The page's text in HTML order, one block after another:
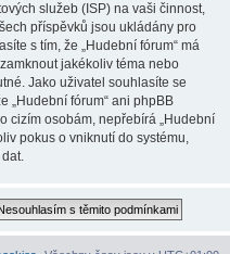
služeb (ISP) na vaši činnost,
příspěvků jsou ukládány pro
s tím, že „Hudební fórum“ má
jakékoliv téma nebo
Jako uživatel souhlasíte se
„Hudební fórum“ ani phpBB
cizím osobám, nepřebírá „Hudební
pokus o vniknutí do systému,